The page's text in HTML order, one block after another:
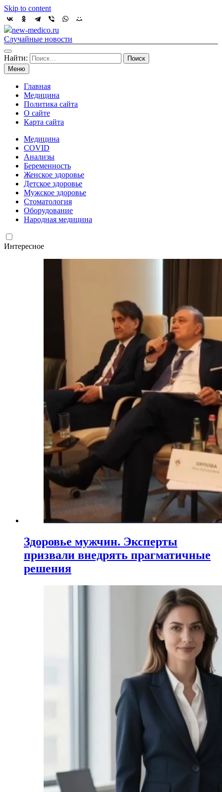
Skip to content
new-medico.ru
Случайные новости
Найти:
Меню
Главная
Медицина
Политика сайта
О сайте
Карта сайта
Медицина
COVID
Анализы
Беременность
Женское здоровье
Детское здоровье
Мужское здоровье
Стоматология
Оборудование
Народная медицина
Интересное
Здоровье мужчин. Эксперты
призвали внедрять прагматичные
решения